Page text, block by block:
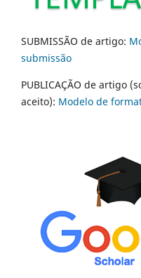
SUBMISSÃO de artigo:
submissão
PUBLICAÇÃO de artigo
aceito): Modelo de